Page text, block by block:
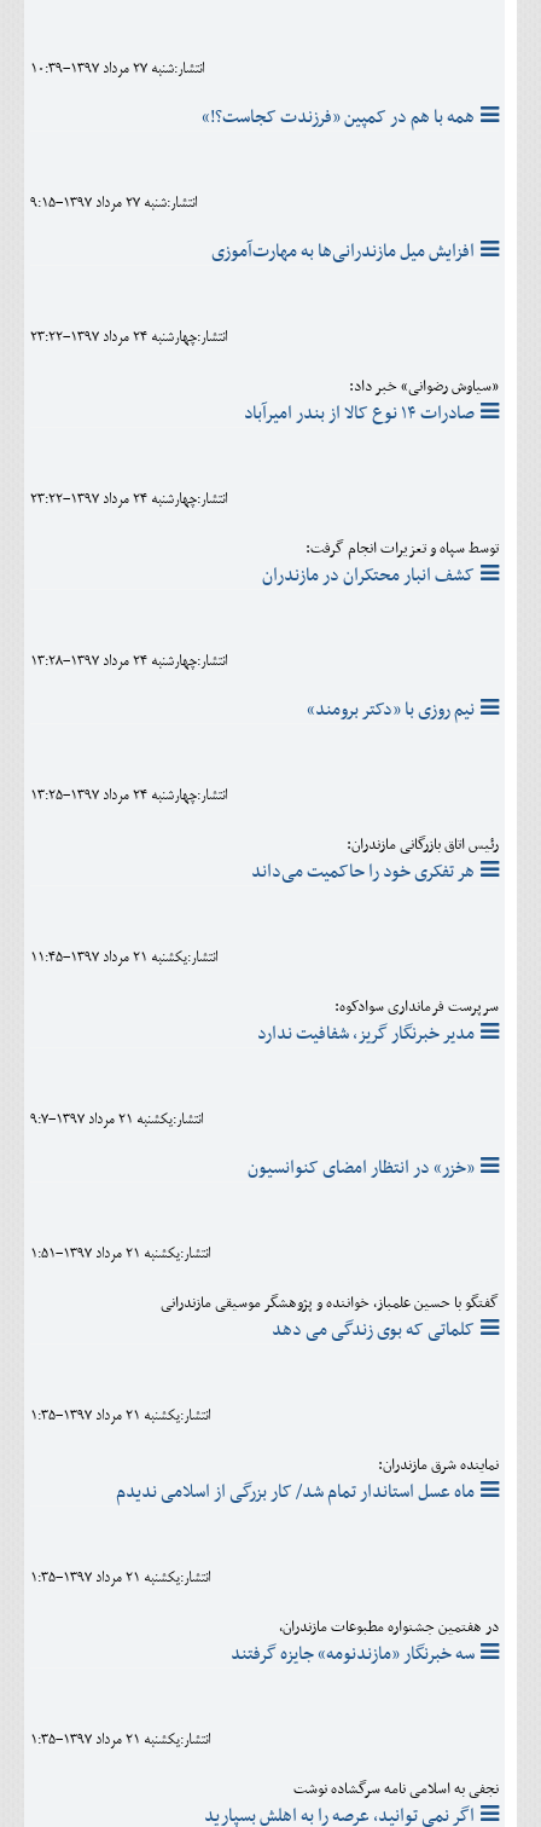
انتشار:شنبه 27 مرداد 1397-10:39
همه با هم در کمپین «فرزندت کجاست؟!»
انتشار:شنبه 27 مرداد 1397-9:15
افزایش میل مازندرانی‌ها به مهارت‌آموزی
انتشار:چهارشنبه 24 مرداد 1397-23:22
«سیاوش رضوانی» خبر داد:
صادرات ۱۴ نوع کالا از بندر امیرآباد
انتشار:چهارشنبه 24 مرداد 1397-23:22
توسط سپاه و تعزیرات انجام گرفت:
کشف انبار محتکران در مازندران
انتشار:چهارشنبه 24 مرداد 1397-13:28
نیم روزی با «دکتر برومند»
انتشار:چهارشنبه 24 مرداد 1397-13:25
رئیس اتاق بازرگانی مازندران:
هر تفکری خود را حاکمیت می‌داند
انتشار:يکشنبه 21 مرداد 1397-11:45
سرپرست فرمانداری سوادکوه:
مدیر خبرنگار گریز، شفافیت ندارد
انتشار:يکشنبه 21 مرداد 1397-9:7
«خزر» در انتظار امضای کنوانسیون
انتشار:يکشنبه 21 مرداد 1397-1:51
گفتگو با حسین علمباز، خواننده و پژوهشگر موسیقی مازندرانی
کلماتی که بوی زندگی می دهد
انتشار:يکشنبه 21 مرداد 1397-1:35
نماینده شرق مازندران:
ماه عسل استاندار تمام شد/ کار بزرگی از اسلامی ندیدم
انتشار:يکشنبه 21 مرداد 1397-1:35
در هفتمین جشنواره مطبوعات مازندران،
سه خبرنگار «مازندنومه» جایزه گرفتند
انتشار:يکشنبه 21 مرداد 1397-1:35
نجفی به اسلامی نامه سرگشاده نوشت
اگر نمی توانید، عرصه را به اهلش بسپارید